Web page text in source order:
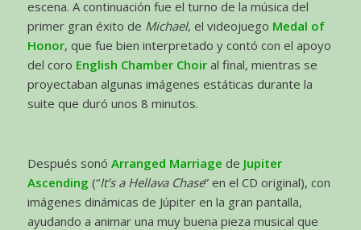
escena. A continuación fue el turno de la música del
primer gran éxito de Michael, el videojuego Medal of
Honor, que fue bien interpretado y contó con el apoyo
del coro English Chamber Choiral final, mientras se
proyectaban algunas imágenes estáticas durante la
suite que duró unos 8 minutos.
Después sonó Arranged Marriage de Jupiter
Ascending (“It’s a Hellava Chase” en el CD original), con
imágenes dinámicas de Júpiter en la gran pantalla,
ayudando a animar una muy buena pieza musical que